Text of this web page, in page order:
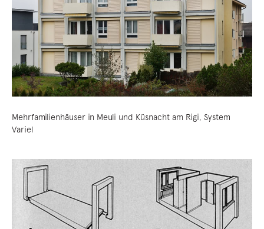
Mehrfamilienhäuser in Meuli und Küsnacht am Rigi, System
Variel